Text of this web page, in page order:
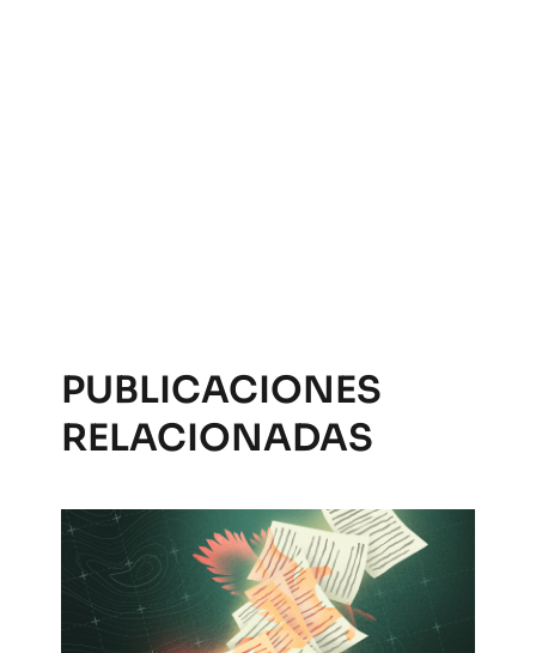
PUBLICACIONES
RELACIONADAS